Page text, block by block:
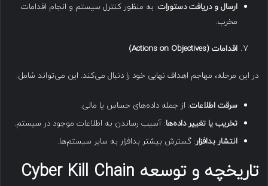
ارسال و دریافت دستورات: به منظور کنترل سیستم و انجام اقدامات
مخرب.
اقدامات (Actions on Objectives)
در این مرحله، مهاجم اهداف نهایی خود را دنبال می‌کند. این می‌تواند شامل:
سرقت اطلاعات: از جمله داده‌های حساس یا مالی.
تخریب یا تغییر داده‌ها: آسیب رساندن به اطلاعات موجود در سیستم.
انتشار بدافزار: گسترش بیشتر بدافزار به سایر سیستم‌ها.
تاریخچه و توسعه Cyber Kill Chain